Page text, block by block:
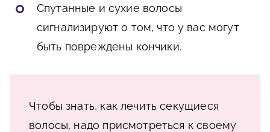
Спутанные и сухие волосы
сигнализируют о том, что у вас могут
быть повреждены кончики.
Чтобы знать, как лечить секущиеся
волосы, надо присмотреться к своему